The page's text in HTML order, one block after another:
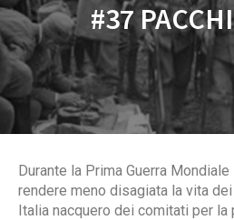
#37
Durante la Prima Guerra
rendere meno disagiata la vita
Italia nacquero dei comitati per la